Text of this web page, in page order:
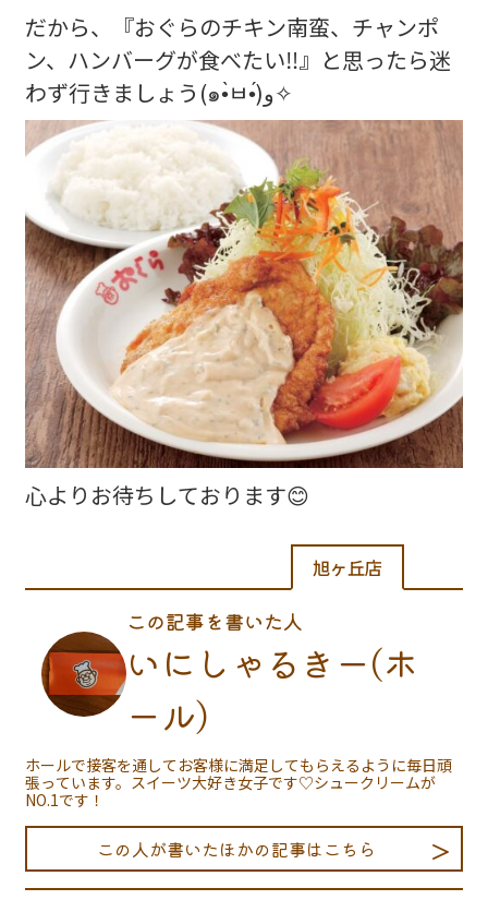
だから、『おぐらのチキン南蛮、チャンポ
ン、ハンバーグが食べたい‼️』と思ったら迷
わず行きましょう(๑•̀ㅂ•́)و✧
心よりお待ちしております😊
旭ヶ丘店
この記事を書いた人
いにしゃるきー(ホ
ール)
ホールで接客を通してお客様に満足してもらえるように毎日頑
張っています。スイーツ大好き女子です♡シュークリームが
NO.1です！
この人が書いたほかの記事はこちら